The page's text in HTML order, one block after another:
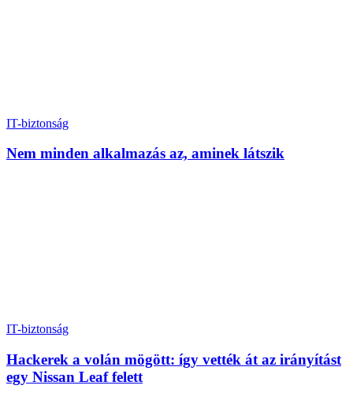
IT-biztonság
Nem minden alkalmazás az, aminek látszik
IT-biztonság
Hackerek a volán mögött: így vették át az irányítást
egy Nissan Leaf felett